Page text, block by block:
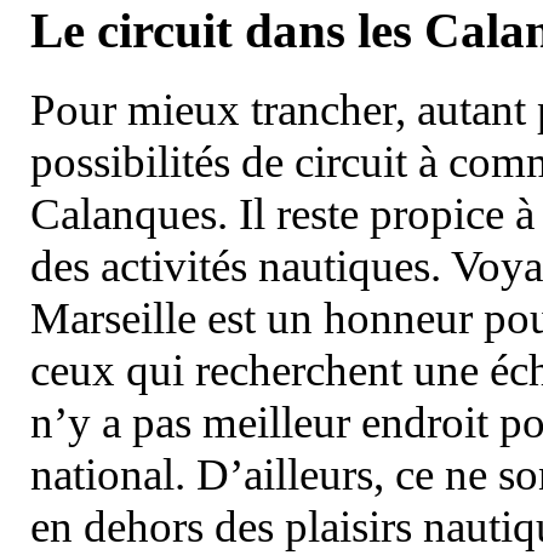
Le circuit dans les
Pour mieux trancher, autant
possibilités de circuit à
Calanques. Il reste propice
des activités nautiques.
Marseille est un honneur
ceux qui recherchent une
n’y a pas meilleur endroit
national. D’ailleurs, ce ne
en dehors des plaisirs